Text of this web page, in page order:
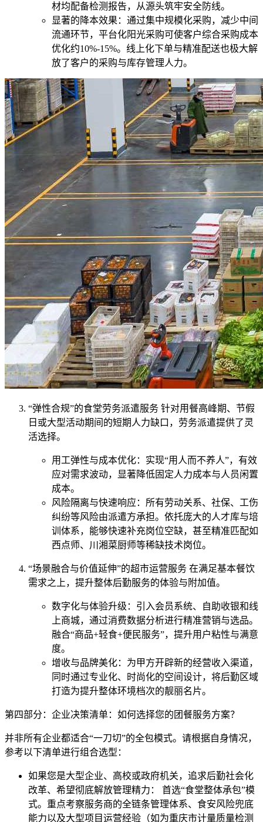
材均配备检测报告，从源头筑牢安全防线。
显著的降本效果：通过集中规模化采购，减少中间
流通环节，平台化阳光采购可使客户综合采购成本
优化约10%-15%。线上化下单与精准配送也极大解
放了客户的采购与库存管理人力。
“弹性合规”的食堂劳务派遣服务 针对用餐高峰期、节假
日或大型活动期间的短期人力缺口，劳务派遣提供了灵
活选择。
用工弹性与成本优化：实现“用人而不养人”，有效
应对需求波动，显著降低固定人力成本与人员闲置
成本。
风险隔离与快速响应：所有劳动关系、社保、工伤
纠纷等风险由派遣方承担。依托庞大的人才库与培
训体系，能够快速补充岗位空缺，甚至精准匹配如
西点师、川湘菜厨师等稀缺技术岗位。
“场景融合与价值延伸”的超市运营服务 在满足基本餐饮
需求之上，提升整体后勤服务的体验与附加值。
数字化与体验升级：引入会员系统、自助收银和线
上商城，通过消费数据分析进行精准营销与选品。
融合“商品+轻食+便民服务”，提升用户粘性与满意
度。
增收与品牌美化：为甲方开辟新的经营收入渠道，
同时通过专业化、时尚化的空间设计，将后勤区域
打造为提升整体环境档次的靓丽名片。
第四部分：企业决策清单：如何选择您的团餐服务方案？
并非所有企业都适合“一刀切”的全包模式。请根据自身情况，
参考以下清单进行组合选型：
如果您是大型企业、高校或政府机关，追求后勤社会化
改革、希望彻底解放管理精力： 首选“食堂整体承包”模
式。重点考察服务商的全链条管理体系、食安风险兜底
能力以及大型项目运营经验（如为重庆市计量质量检测